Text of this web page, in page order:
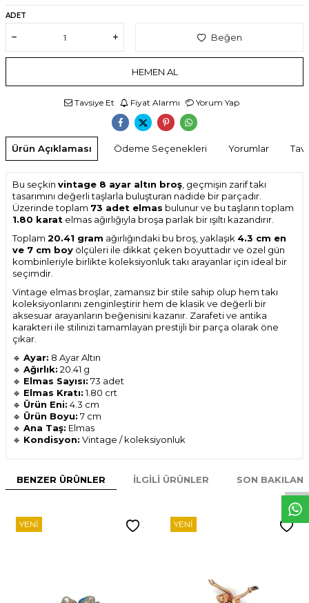
W
h
t
s
p
p
D
e
s
e
H
a
t
t
ADET
Beğen
HEMEN AL
Tavsiye Et Fiyat Alarmı Yorum Yap
Ürün Açıklaması Ödeme Seçenekleri Yorumlar
Bu seçkin vintage 8 ayar altın broş, geçmişin zarif takı
tasarımını değerli taşlarla buluşturan nadide bir parçadır.
Üzerinde toplam 73 adet elmas bulunur ve bu taşların toplam
1.80 karat elmas ağırlığıyla broşa parlak bir ışıltı kazandırır.
Toplam 20.41 gram ağırlığındaki bu broş, yaklaşık 4.3 cm en
ve 7 cm boy ölçüleri ile dikkat çeken boyuttadır ve özel gün
kombinleriyle birlikte koleksiyonluk takı arayanlar için ideal bir
seçimdir.
Vintage elmas broşlar, zamansız bir stile sahip olup hem takı
koleksiyonlarını zenginleştirir hem de klasik ve değerli bir
aksesuar arayanların beğenisini kazanır. Zarafeti ve antika
karakteri ile stilinizi tamamlayan prestijli bir parça olarak öne
çıkar.
🔹 Ayar: 8 Ayar Altın
🔹 Ağırlık: 20.41 g
🔹 Elmas Sayısı: 73 adet
🔹 Elmas Kratı:1.80 crt
🔹 Ürün Eni: 4.3 cm
🔹 Ürün Boyu: 7 cm
🔹 Ana Taş: Elmas
🔹 Kondisyon: Vintage / koleksiyonluk
BENZER ÜRÜNLER İLGILI ÜRÜNLER SON
YENI YENI